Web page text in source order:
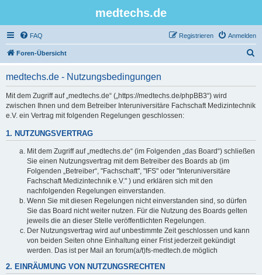
medtechs.de
FAQ Anmelden
Registrieren
Foren-Übersicht
medtechs.de - Nutzungsbedingungen
Mit dem Zugriff auf „medtechs.de“ („https://medtechs.de/phpBB3“) wird
zwischen Ihnen und dem Betreiber Interuniversitäre Fachschaft Medizintechnik
e.V. ein Vertrag mit folgenden Regelungen geschlossen:
1. NUTZUNGSVERTRAG
Mit dem Zugriff auf „medtechs.de“ (im Folgenden „das Board“) schließen
Sie einen Nutzungsvertrag mit dem Betreiber des Boards ab (im
Folgenden „Betreiber“, "Fachschaft", "IFS" oder "Interuniversitäre
Fachschaft Medizintechnik e.V." ) und erklären sich mit den
nachfolgenden Regelungen einverstanden.
Wenn Sie mit diesen Regelungen nicht einverstanden sind, so dürfen
Sie das Board nicht weiter nutzen. Für die Nutzung des Boards gelten
jeweils die an dieser Stelle veröffentlichten Regelungen.
Der Nutzungsvertrag wird auf unbestimmte Zeit geschlossen und kann
von beiden Seiten ohne Einhaltung einer Frist jederzeit gekündigt
werden. Das ist per Mail an forum(a/t)fs-medtech.de möglich
2. EINRÄUMUNG VON NUTZUNGSRECHTEN